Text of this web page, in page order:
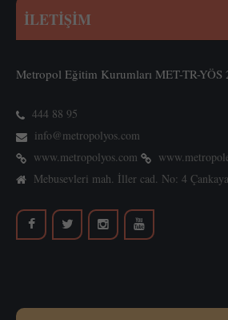
İLETİŞİM
Metropol Eğitim Kurumları MET-TR-YÖS
444 88 95
info@metropolyos.com
www.metropolyos.com
Mebusevleri mah. İller cad. No: 4